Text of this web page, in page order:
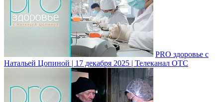
PRO здоровье с
Натальей Цопиной | 17 декабря 2025 | Телеканал ОТС